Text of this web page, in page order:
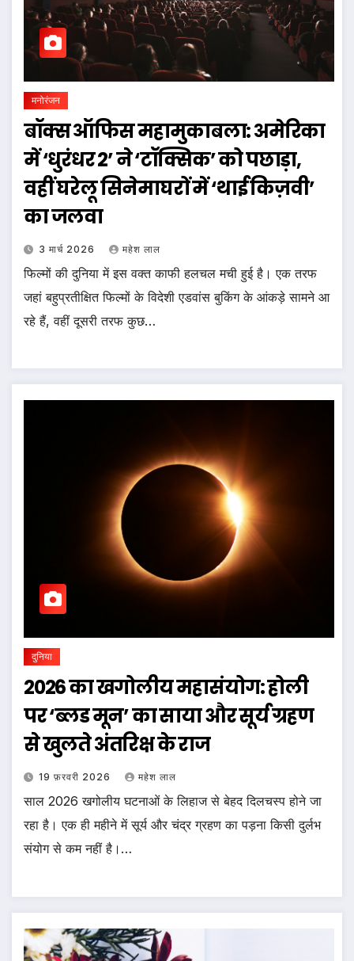
मनोरंजन
बॉक्स ऑफिस महामुकाबला: अमेरिका
में ‘धुरंधर 2’ ने ‘टॉक्सिक’ को पछाड़ा,
वहीं घरेलू सिनेमाघरों में ‘थाई किज़वी’
का जलवा
3 मार्च 2026 महेश लाल
फिल्मों की दुनिया में इस वक्त काफी हलचल मची हुई है। एक तरफ
जहां बहुप्रतीक्षित फिल्मों के विदेशी एडवांस बुकिंग के आंकड़े सामने आ
रहे हैं, वहीं दूसरी तरफ कुछ…
दुनिया
2026 का खगोलीय महासंयोग: होली
पर ‘ब्लड मून’ का साया और सूर्य ग्रहण
से खुलते अंतरिक्ष के राज
19 फ़रवरी 2026 महेश लाल
साल 2026 खगोलीय घटनाओं के लिहाज से बेहद दिलचस्प होने जा
रहा है। एक ही महीने में सूर्य और चंद्र ग्रहण का पड़ना किसी दुर्लभ
संयोग से कम नहीं है।…